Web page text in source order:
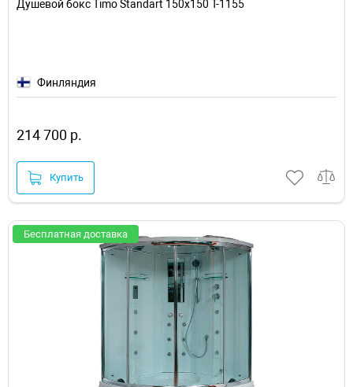
Душевой бокс Timo Standart 150x150 T-1155
Финляндия
214 700 р.
Купить
Бесплатная доставка